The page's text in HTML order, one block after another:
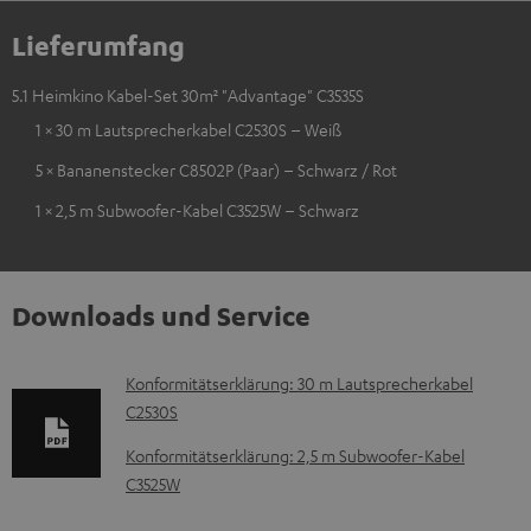
Lieferumfang
5.1 Heimkino Kabel-Set 30m² "Advantage" C3535S
1 × 30 m Lautsprecherkabel C2530S – Weiß
5 × Bananenstecker C8502P (Paar) – Schwarz / Rot
1 × 2,5 m Subwoofer-Kabel C3525W – Schwarz
Downloads und Service
D
o
k
u
Konformitätserklärung: 30 m Lautsprecherkabel
C2530S
Konformitätserklärung: 2,5 m Subwoofer-Kabel
C3525W